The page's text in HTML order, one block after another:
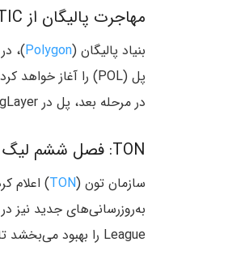
مهاجرت پالیگان از MATIC به POL
بنیاد پالیگان (Polygon
پل (POL) را آغاز خواهد کرد. در مرحله اول، پل به عنوان توکن پرداخت
در مرحله بعد، پل در AggLayer نقشی کلیدی ایفا خواهد کرد.
TON: فصل ششم لیگ Open League آغاز خواهد شد
سازمان تون (TON
League را بهبود می‌بخشد تا بتواند تغییرات مثبتی ایجاد کند و این بازی را به سطح جدیدی ببرد.